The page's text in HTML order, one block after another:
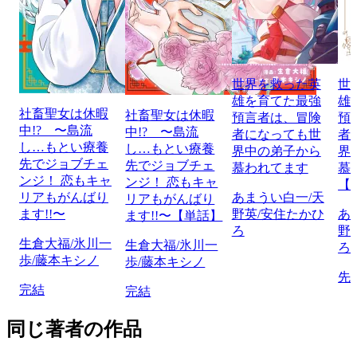
社畜聖女は休暇
中!? 〜島流
し…もとい療養
先でジョブチェ
ンジ！ 恋もキャ
リアもがんばり
ます!!〜
生倉大福/氷川一
歩/藤本キシノ
完結
社畜聖女は休暇
中!? 〜島流
し…もとい療養
先でジョブチェ
ンジ！ 恋もキャ
リアもがんばり
ます!!〜【単話】
生倉大福/氷川一
歩/藤本キシノ
完結
世界を救った英
雄を育てた最強
預言者は、冒険
者になっても世
界中の弟子から
慕われてます
あまうい白一/天
野英/安住たかひ
ろ
世
雄
預
者
界
慕
あ
野
ろ
先
同じ著者の作品